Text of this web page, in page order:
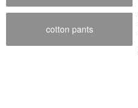
cotton pants